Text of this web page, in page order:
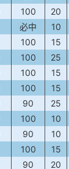
100 20
必中 10
100 15
100 25
100 15
100 15
90 25
100 10
90 10
100 15
90 20